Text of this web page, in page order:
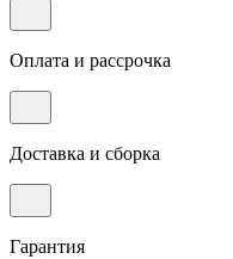
Оплата и рассрочка
Доставка и сборка
Гарантия